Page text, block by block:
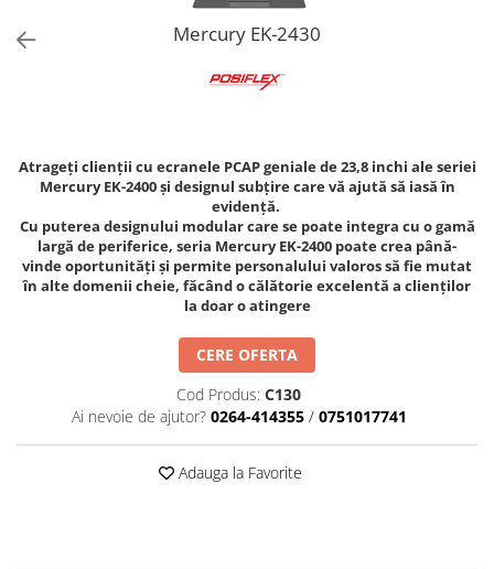
Drivere case de marcat
Cantare
Cantare comerciale
Cantare comerciale cu brat
Cantare comerciale cu eticheta
Cantare numaratoare
Mercury EK-2430
Atrageți clienții cu ecranele PCAP geniale de 23,8 inchi ale seriei
Mercury EK-2400 și designul subțire care vă ajută să iasă în
evidență.
Cu puterea designului modular care se poate integra cu o gamă
largă de periferice, seria Mercury EK-2400 poate crea până-
vinde oportunități și permite personalului valoros să fie mutat
în alte domenii cheie, făcând o călătorie excelentă a clienților
la doar o atingere
CERE OFERTA
Cod Produs: C130
Ai nevoie de ajutor? 0264-414355 / 0751017741
Adauga la Favorite